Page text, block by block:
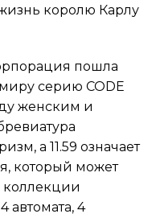
жизнь королю Карлу
пошла
серию CODE
женским и
а 11.59 означает
который может
коллекции
автомата, 4